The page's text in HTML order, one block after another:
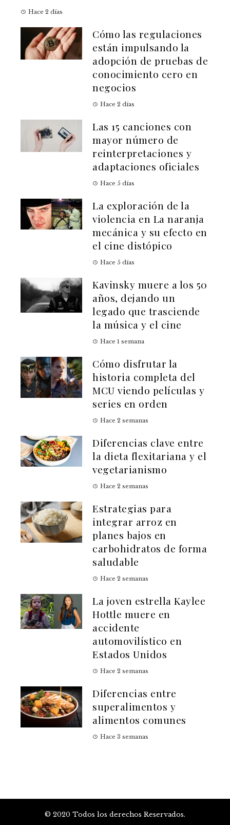
Hace 2 días
Cómo las regulaciones
están impulsando la
adopción de pruebas de
conocimiento cero en
negocios
Hace 2 días
Las 15 canciones con
mayor número de
reinterpretaciones y
adaptaciones oficiales
Hace 5 días
La exploración de la
violencia en La naranja
mecánica y su efecto en
el cine distópico
Hace 5 días
Kavinsky muere a los 50
años, dejando un
legado que trasciende
la música y el cine
Hace 1 semana
Cómo disfrutar la
historia completa del
MCU viendo películas y
series en orden
Hace 2 semanas
Diferencias clave entre
la dieta flexitariana y el
vegetarianismo
Hace 2 semanas
Estrategias para
integrar arroz en
planes bajos en
carbohidratos de forma
saludable
Hace 2 semanas
La joven estrella Kaylee
Hottle muere en
accidente
automovilístico en
Estados Unidos
Hace 2 semanas
Diferencias entre
superalimentos y
alimentos comunes
Hace 3 semanas
© 2020 Todos los derechos Reservados.